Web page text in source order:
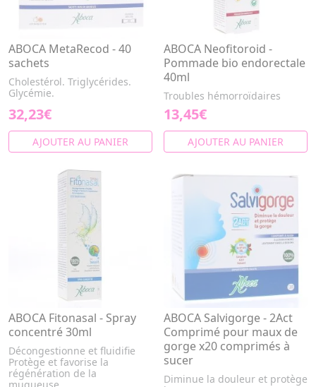
ABOCA MetaRecod - 40
sachets
Cholestérol. Triglycérides.
Glycémie.
32,23€
AJOUTER AU PANIER
ABOCA Neofitoroid -
Pommade bio endorectale
40ml
Troubles hémorroïdaires
13,45€
AJOUTER AU PANIER
ABOCA Fitonasal - Spray
concentré 30ml
Décongestionne et fluidifie
Protège et favorise la
régénération de la
ABOCA Salvigorge - 2Act
Comprimé pour maux de
gorge x20 comprimés à
sucer
Diminue la douleur et protège